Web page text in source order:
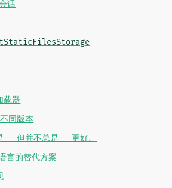
话
载器
同版本
——但并不总是——更好。
言的替代方案